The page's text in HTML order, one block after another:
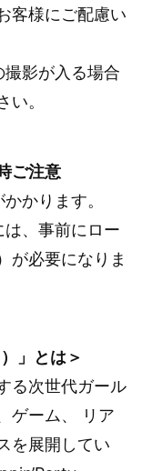
客様にご配慮い
影が入る場合
。
ご注意
かります。
、事前にロー
が必要になりま
」とは＞
る次世代ガール
ゲーム、 リア
を展開してい